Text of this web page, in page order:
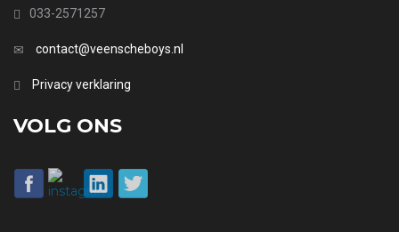
033-2571257
contact@veenscheboys.nl
Privacy verklaring
VOLG ONS